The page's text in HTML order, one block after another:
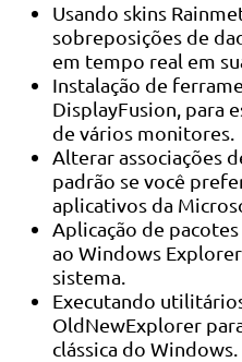
Usando skins
sobreposições de
em tempo real em
Instalação de
DisplayFusion, para
de vários monitores.
Alterar associações
padrão se você
aplicativos da
Aplicação de
ao Windows
sistema.
Executando
OldNewExplorer
clássica do Windows.